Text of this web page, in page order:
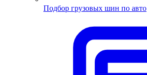
Подбор грузовых шин по авто